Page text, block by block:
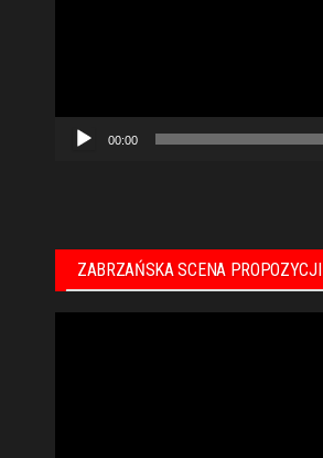
00:00
ZABRZAŃSKA SCENA PROPOZYCJI